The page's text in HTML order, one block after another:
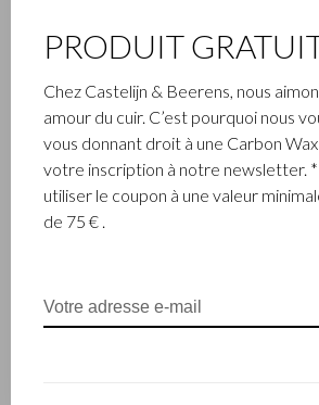
ENTREPRISE
L’entreprise Castelijn & Beerens, établie
de cuir, Marinus Beerens, qui décidèrent
PRODUIT
Chez Castelijn & Beerens, nous
amour du cuir. C’est pourquoi nous
vous donnant droit à une Carbon
votre inscription à notre newsletter. *
utiliser le coupon à une valeur
de 75 € .